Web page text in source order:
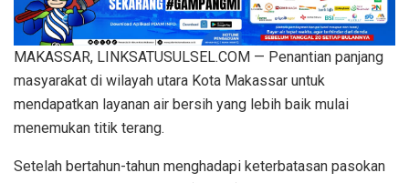
MAKASSAR, LINKSATUSULSEL.COM — Penantian panjang
masyarakat di wilayah utara Kota Makassar untuk
mendapatkan layanan air bersih yang lebih baik mulai
menemukan titik terang.
Setelah bertahun-tahun menghadapi keterbatasan pasokan